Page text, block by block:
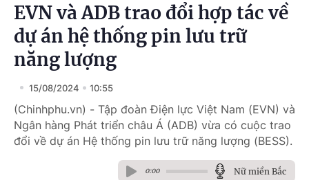
EVN và ADB trao đổi hợp tác về
dự án hệ thống pin lưu trữ
năng lượng
15/08/2024 10:55
(Chinhphu.vn) - Tập đoàn Điện lực Việt Nam (EVN) và
Ngân hàng Phát triển châu Á (ADB) vừa có cuộc trao
đổi về dự án Hệ thống pin lưu trữ năng lượng (BESS).
0:00 Nữ miền Bắc